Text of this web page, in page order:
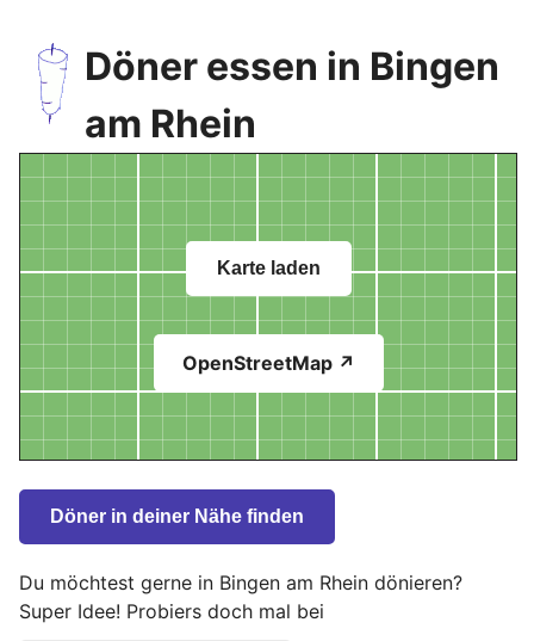
Döner essen in Bingen
am Rhein
Karte laden
OpenStreetMap ↗
Döner in deiner Nähe finden
Du möchtest gerne in Bingen am Rhein dönieren?
Super Idee! Probiers doch mal bei